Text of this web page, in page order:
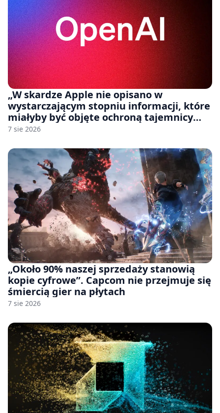
„W skardze Apple nie opisano w
wystarczającym stopniu informacji, które
miałyby być objęte ochroną tajemnicy
handlowej”. OpenAI żąda odrzucenia
7 sie 2026
„Około 90% naszej sprzedaży stanowią
kopie cyfrowe”. Capcom nie przejmuje się
śmiercią gier na płytach
7 sie 2026